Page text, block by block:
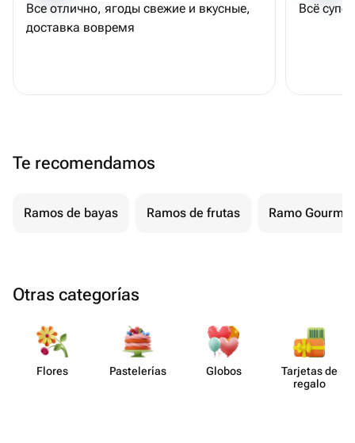
Все отлично, ягоды свежие и вкусные,
доставка вовремя
Всё
Te recomendamos
Ramos de bayas Ramos de frutas Ramo Gourmet
Otras categorías
Flores Paste​lerías Globos
Tarjetas de
regalo